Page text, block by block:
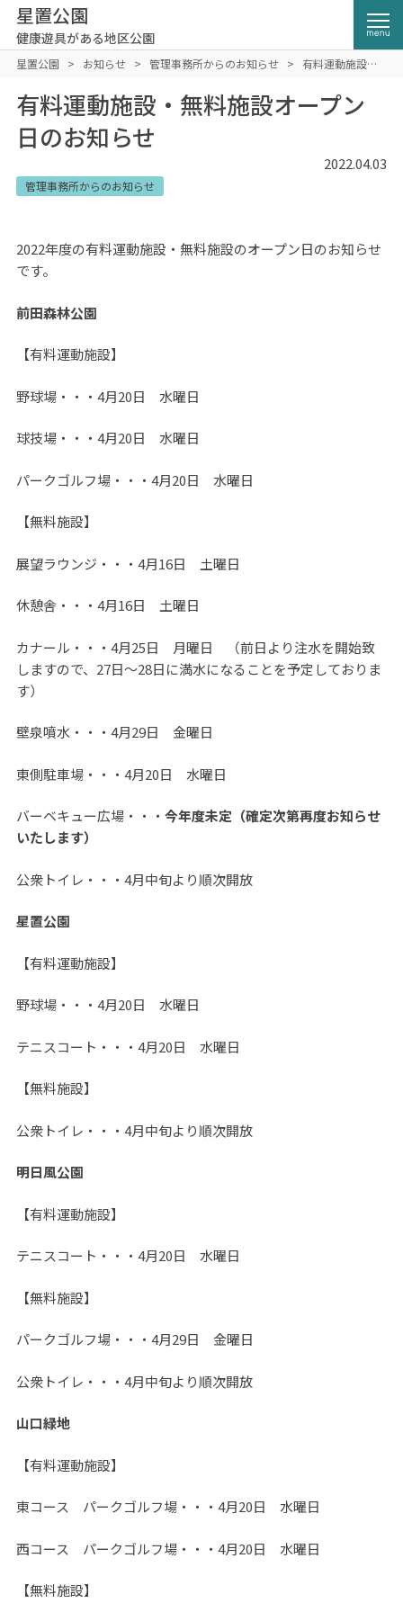
星置公園
健康遊具がある地区公園
星置公園 > お知らせ > 管理事務所からのお知らせ >
有料運動施設・
有料運動施設・無料施設オープン
日のお知らせ
2022.04.03
管理事務所からのお知らせ
2022年度の有料運動施設・無料施設のオープン日のお知らせ
です。
前田森林公園
【有料運動施設】
野球場・・・4月20日 水曜日
球技場・・・4月20日 水曜日
パークゴルフ場・・・4月20日 水曜日
【無料施設】
展望ラウンジ・・・4月16日 土曜日
休憩舎・・・4月16日 土曜日
カナール・・・4月25日 月曜日 （前日より注水を開始致
しますので、27日～28日に満水になることを予定しておりま
す）
壁泉噴水・・・4月29日 金曜日
東側駐車場・・・4月20日 水曜日
バーベキュー広場・・・ 今年度未定（確定次第再度お知らせ
いたします）
公衆トイレ・・・4月中旬より順次開放
星置公園
【有料運動施設】
野球場・・・4月20日 水曜日
テニスコート・・・4月20日 水曜日
【無料施設】
公衆トイレ・・・4月中旬より順次開放
明日風公園
【有料運動施設】
テニスコート・・・4月20日 水曜日
【無料施設】
パークゴルフ場・・・4月29日 金曜日
公衆トイレ・・・4月中旬より順次開放
山口緑地
【有料運動施設】
東コース パークゴルフ場・・・4月20日 水曜日
西コース パークゴルフ場・・・4月20日 水曜日
【無料施設】